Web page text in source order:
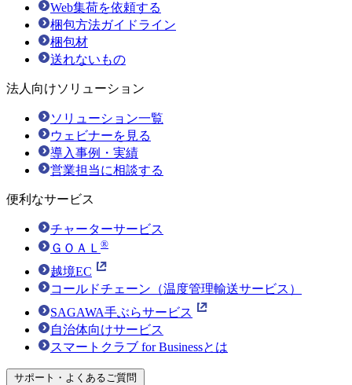
Web集荷を依頼する
梱包方法ガイドライン
梱包材
送れないもの
法人向けソリューション
ソリューション一覧
ウェビナーを見る
導入事例・実績
営業担当に相談する
便利なサービス
チャーターサービス
ＧＯＡＬ ®
越境EC
コールドチェーン（温度管理輸送サービス）
SAGAWA手ぶらサービス
自治体向けサービス
スマートクラブ for Businessとは
サポート・よくあるご質問